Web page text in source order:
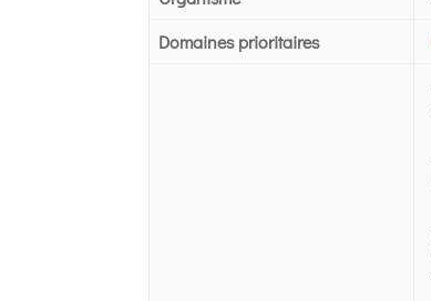
Domaines prioritaires